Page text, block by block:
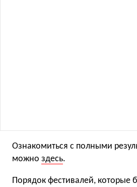
Ознакомиться с полными
можно здесь.
Порядок фестивалей, которые